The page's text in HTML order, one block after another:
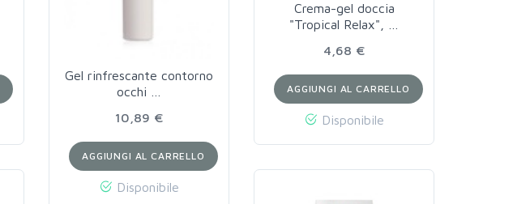
Gel rinfrescante contorno
occhi …
10,89 €
AGGIUNGI AL CARRELLO
Disponibile
Crema-gel doccia
"Tropical Relax", …
4,68 €
AGGIUNGI AL CARRELLO
Disponibile